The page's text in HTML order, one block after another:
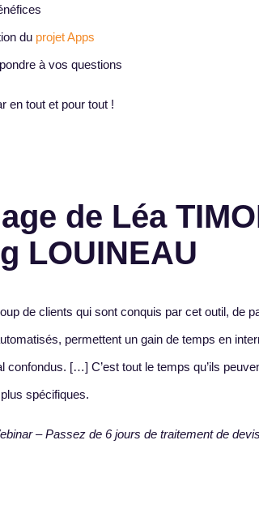
du projet Apps
à vos questions
en tout et pour tout !
de Léa
LOUINEAU
de clients qui sont conquis par cet outil, de
permettent un gain de temps en
confondus. […] C’est tout le temps qu’ils
spécifiques.
– Passez de 6 jours de traitement de